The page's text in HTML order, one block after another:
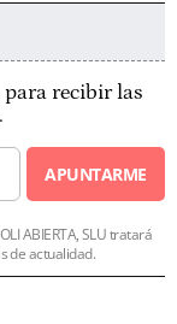
recibir las
APUNTARME
ABIERTA, SLU tratará
de actualidad.